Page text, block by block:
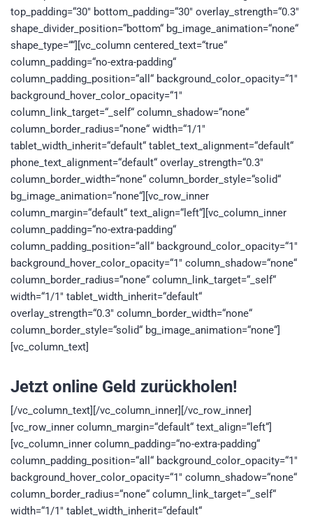
top_padding=“30″ bottom_padding=“30″ overlay_strength=“0.3″
shape_divider_position=“bottom“ bg_image_animation=“none“
shape_type=““][vc_column centered_text=“true“
column_padding=“no-extra-padding“
column_padding_position=“all“ background_color_opacity=“1″
background_hover_color_opacity=“1″
column_link_target=“_self“ column_shadow=“none“
column_border_radius=“none“ width=“1/1″
tablet_width_inherit=“default“ tablet_text_alignment=“default“
phone_text_alignment=“default“ overlay_strength=“0.3″
column_border_width=“none“ column_border_style=“solid“
bg_image_animation=“none“][vc_row_inner
column_margin=“default“ text_align=“left“][vc_column_inner
column_padding=“no-extra-padding“
column_padding_position=“all“ background_color_opacity=“1″
background_hover_color_opacity=“1″ column_shadow=“none“
column_border_radius=“none“ column_link_target=“_self“
width=“1/1″ tablet_width_inherit=“default“
overlay_strength=“0.3″ column_border_width=“none“
column_border_style=“solid“ bg_image_animation=“none“]
[vc_column_text]
Jetzt online Geld zurückholen!
[/vc_column_text][/vc_column_inner][/vc_row_inner]
[vc_row_inner column_margin=“default“ text_align=“left“]
[vc_column_inner column_padding=“no-extra-padding“
column_padding_position=“all“ background_color_opacity=“1″
background_hover_color_opacity=“1″ column_shadow=“none“
column_border_radius=“none“ column_link_target=“_self“
width=“1/1″ tablet_width_inherit=“default“